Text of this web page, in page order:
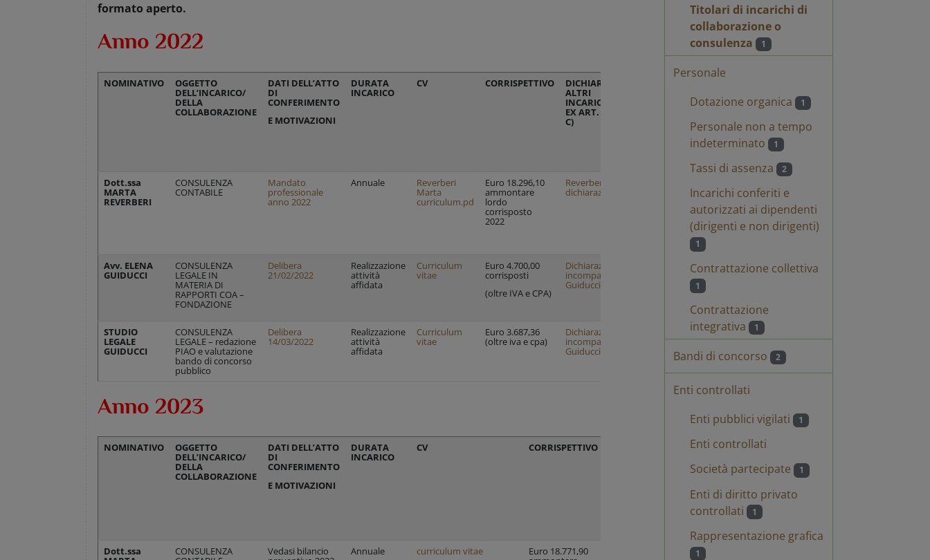
formato aperto.
Anno 2022
NOMINATIVO OGGETTO
DELL’INCARICO/
DELLA
COLLABORAZIONE
DATI DELL’ATTO
DI
CONFERIMENTO
E MOTIVAZIONI
DURATA
INCARICO
CV CORRISPETTIVO DICHIARAZIONE
ALTRI
INCARICHI/CARICHE
EX ART. 15 LETTERA
C)
CONFLITTO DI
ART. 53 COMMA
4 D.LGS.
165/2001
Dott.ssa
MARTA
REVERBERI
CONSULENZA
CONTABILE
Mandato
professionale
anno 2022
Annuale Reverberi
Marta
curriculum.pd
Euro 18.296,10
ammontare
lordo
corrisposto
2022
Reverberi Marta
dichiarazione.pdf dichiarazione
Avv. ELENA
GUIDUCCI
CONSULENZA
LEGALE IN
MATERIA DI
RAPPORTI COA –
FONDAZIONE
Delibera
21/02/2022
Realizzazione
attività
affidata
Curriculum
vitae
Euro 4.700,00
corrisposti
(oltre IVA e CPA)
Dichiarazione
incompatibilità Avv.
Guiducci
Dichiarazione art.
80 Avv. Guiducci
STUDIO
LEGALE
GUIDUCCI
CONSULENZA
LEGALE – redazione
PIAO e valutazione
bando di concorso
pubblico
Delibera
14/03/2022
Realizzazione
attività
affidata
Curriculum
vitae
Euro 3.687,36
(oltre iva e cpa)
Dichiarazione
incompatibilità Avv.
Guiducci
Dichiarazione art.
80 Avv. Guiducci
Anno 2023
NOMINATIVO OGGETTO
DELL’INCARICO/
DELLA
COLLABORAZIONE
DATI DELL’ATTO
DI
CONFERIMENTO
E MOTIVAZIONI
DURATA
INCARICO
CV CORRISPETTIVO
INCARICHI/CARICHE
EX ART. 15 LETTERA
DICHIARAZIONE
CONFLITTO DI
INTERESSI EX
4 D.LGS.
165/2001
Dott.ssa CONSULENZA Vedasi bilancio Annuale curriculum vitae Euro 18.771,90
Titolari di incarichi di
collaborazione o
consulenza
1
Personale
Dotazione organica
1
Personale non a tempo
indeterminato
1
Tassi di assenza 2
Incarichi conferiti e
autorizzati ai dipendenti
(dirigenti e non dirigenti)
1
Contrattazione collettiva
1
Contrattazione
integrativa
1
Bandi di concorso 2
Enti controllati
Enti pubblici vigilati
1
Enti controllati
Società partecipate
1
Enti di diritto privato
controllati
1
Rappresentazione grafica
1